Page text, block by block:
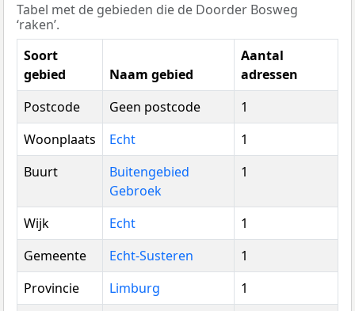
Tabel met de gebieden die de Doorder Bosweg
‘raken’.
Soort
gebied
Naam gebied
Aantal
adressen
Postcode
Geen postcode
1
Woonplaats
Echt
1
Buurt
Buitengebied
Gebroek
1
Wijk Echt
1
Gemeente
Echt-Susteren
1
Provincie
Limburg
1